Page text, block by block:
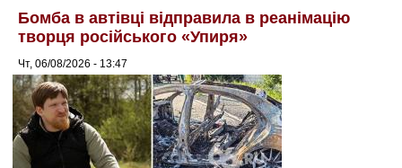
Бомба в автівці відправила в реанімацію
творця російського «Упиря»
Чт, 06/08/2026 - 13:47